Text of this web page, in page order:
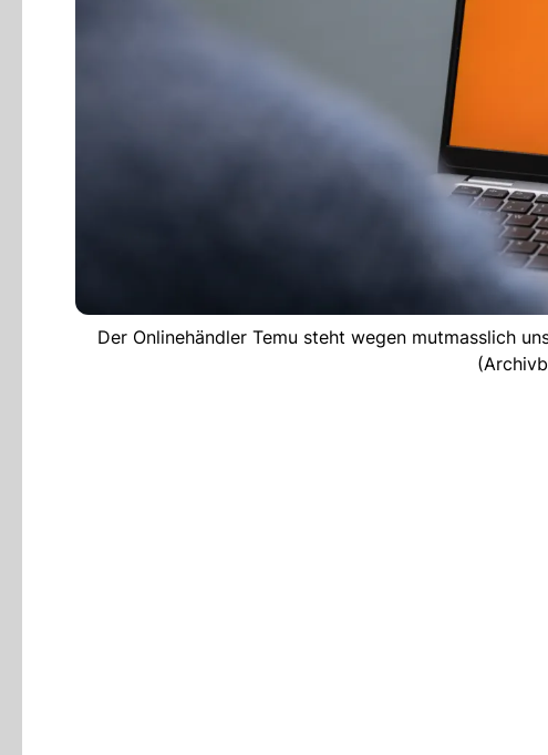
Der Onlinehändler Temu steht wegen mutmasslich